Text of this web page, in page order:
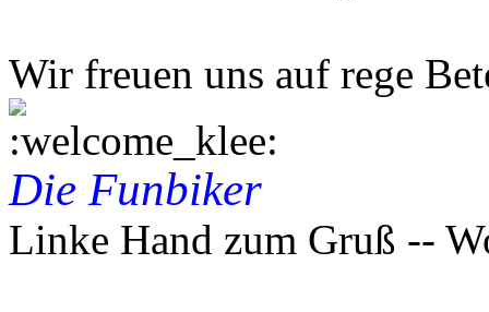
Wir freuen uns auf rege
Die Funbiker
Linke Hand zum Gruß --